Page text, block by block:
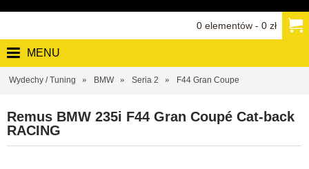
0 elementów - 0 zł
MENU
Wydechy / Tuning BMW Seria 2 F44 Gran Coupe
Remus BMW 235i F44 Gran Coupé Cat-back
RACING